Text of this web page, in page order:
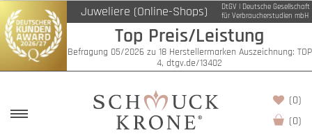
Juweliere (Online-Shops)
DtGV | Deutsche Gesellschaft
für Verbraucherstudien mbH
Top Preis/Leistung
Befragung 05/2026 zu 18 Herstellermarken Auszeichnung: TOP
4, dtgv.de/13402
(0)
(0)